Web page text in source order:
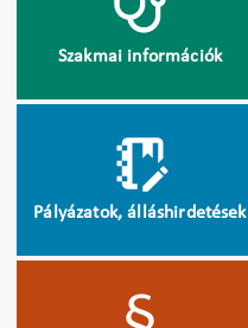
Szakmai információk
Pályázatok, álláshirdetések